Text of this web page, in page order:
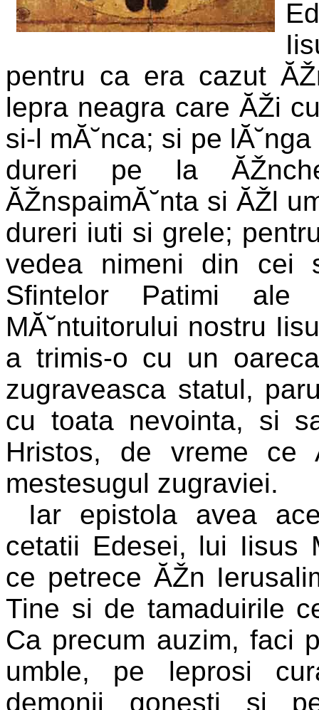
pentru ca era cazut
lepra neagra care ĂŽi
si-l mĂ˘nca; si pe
dureri pe la
ĂŽnspaimĂ˘nta si ĂŽl
dureri iuti si grele;
vedea nimeni din cei
Sfintelor Patimi ale
MĂ˘ntuitorului nostru
a trimis-o cu un
zugraveasca statul,
cu toata nevointa, si
Hristos, de vreme ce
mestesugul zugraviei.
Iar epistola avea
cetatii Edesei, lui Iisus
ce petrece ĂŽn
Tine si de tamaduirile
Ca precum auzim, faci
umble, pe leprosi
demonii gonesti si